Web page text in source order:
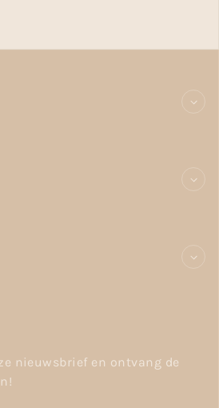
nieuwsbrief en ontvang de